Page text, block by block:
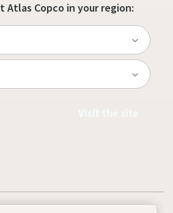
Atlas Copco in your region: